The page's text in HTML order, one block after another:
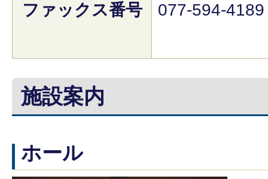
ファックス番号 077-594-4189
施設案内
ホール